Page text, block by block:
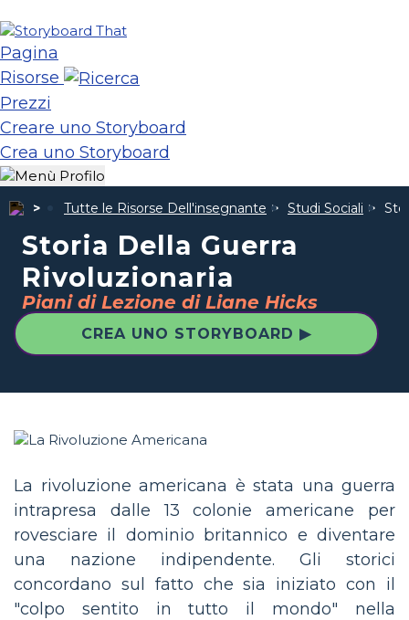
Pagina
Risorse
Prezzi
Creare uno Storyboard
Crea uno Storyboard
Tutte le Risorse Dell'insegnante Studi Sociali
Storia Della Guerra
Rivoluzionaria
Piani di Lezione di Liane Hicks
CREA UNO STORYBOARD ▶
La rivoluzione americana è stata una guerra
intrapresa dalle 13 colonie americane per
rovesciare il dominio britannico e diventare
una nazione indipendente. Gli storici
concordano sul fatto che sia iniziato con il
"colpo sentito in tutto il mondo" nella